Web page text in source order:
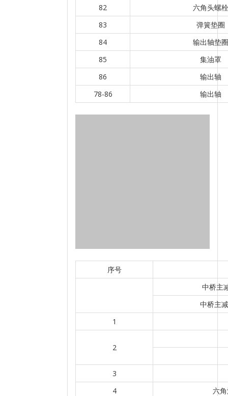
82
六角头螺栓
83
弹簧垫圈
84
输出轴垫圈
85
集油罩
86
输出轴
78-86
输出轴
序号
中桥主
中桥主
1
2
3
4
六